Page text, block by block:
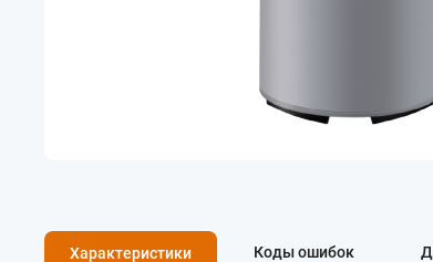
Характеристики Коды ошибок